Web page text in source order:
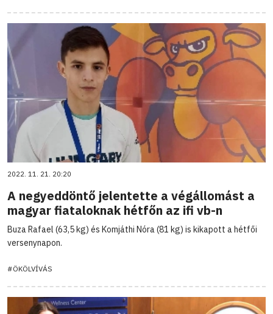
2022. 11. 21. 20:20
A negyeddöntő jelentette a végállomást a
magyar fiataloknak hétfőn az ifi vb-n
Buza Rafael (63,5 kg) és Komjáthi Nóra (81 kg) is kikapott a hétfői
versenynapon.
#ÖKÖLVÍVÁS